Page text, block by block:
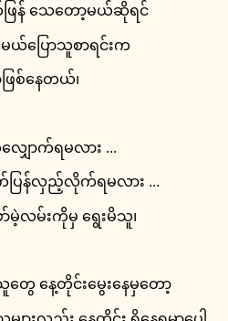
ြန် သေတော့မယ်ဆိုရင်
ယ်ပြောသူစာရင်းက
ြစ်နေတယ်၊
ောက်ရမလား ...
ပြန်လှည့်လိုက်ရမလား ...
မဲ့လမ်းကိုမှ ရွေးမိသူ၊
တွေ နေ့တိုင်းမွေးနေမှတော့